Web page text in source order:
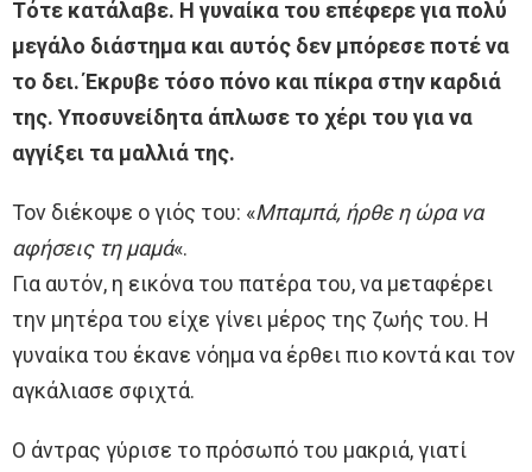
Τότε κατάλαβε. Η γυναίκα του επέφερε για πολύ
μεγάλο διάστημα και αυτός δεν μπόρεσε ποτέ να
το δει. Έκρυβε τόσο πόνο και πίκρα στην καρδιά
της. Υποσυνείδητα άπλωσε το χέρι του για να
αγγίξει τα μαλλιά της.
Τον διέκοψε ο γιός του: «Μπαμπά, ήρθε η ώρα να
αφήσεις τη μαμά«.
Για αυτόν, η εικόνα του πατέρα του, να μεταφέρει
την μητέρα του είχε γίνει μέρος της ζωής του. Η
γυναίκα του έκανε νόημα να έρθει πιο κοντά και τον
αγκάλιασε σφιχτά.
Ο άντρας γύρισε το πρόσωπό του μακριά, γιατί